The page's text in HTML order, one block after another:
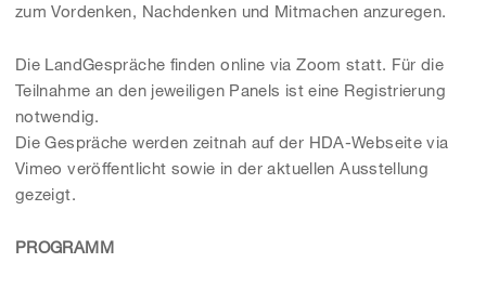
zum Vordenken, Nachdenken und Mitmachen anzuregen.
Die LandGespräche finden online via Zoom statt. Für die
Teilnahme an den jeweiligen Panels ist eine Registrierung
notwendig.
Die Gespräche werden zeitnah auf der HDA-Webseite via
Vimeo veröffentlicht sowie in der aktuellen Ausstellung
gezeigt.
PROGRAMM